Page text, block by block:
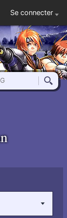
Se connecter